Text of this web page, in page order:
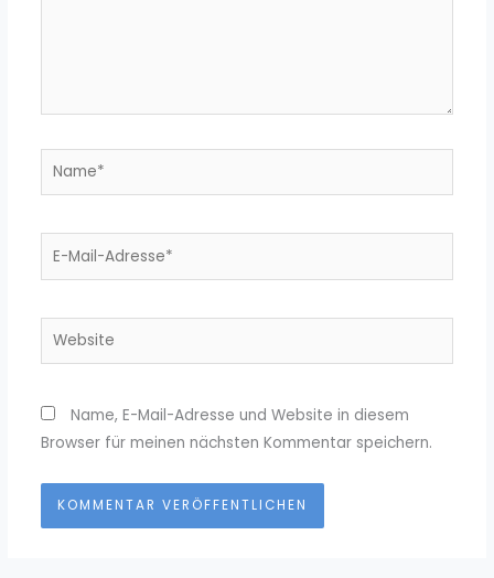
Name*
E-
Website
Name, E-Mail-Adresse und Website in diesem
Browser für meinen nächsten Kommentar speichern.